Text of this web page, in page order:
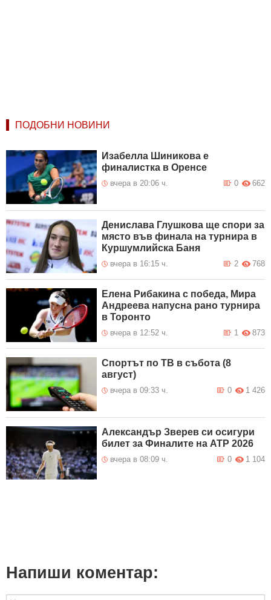
ПОДОБНИ НОВИНИ
Изабелла Шиникова е
финалистка в Оренсе
вчера в 20:06 ч. 662
0
Денислава Глушкова ще спори за
място във финала на турнира в
Куршумлийска Баня
вчера в 16:15 ч. 768
2
Елена Рибакина с победа, Мира
Андреева напусна рано турнира
в Торонто
вчера в 12:52 ч. 873
1
Спортът по ТВ в събота (8
август)
вчера в 09:33 ч. 1 426
0
Александър Зверев си осигури
билет за Финалите на ATP 2026
вчера в 08:09 ч. 1 104
0
Напиши коментар: